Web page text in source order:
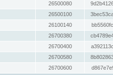
26500080
26500100
26100140
26700380
26700400
26700580
26700600